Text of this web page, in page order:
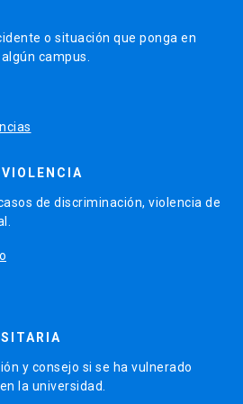
o situación que ponga en
campus.
de discriminación, violencia de
y consejo si se ha vulnerado
la universidad.